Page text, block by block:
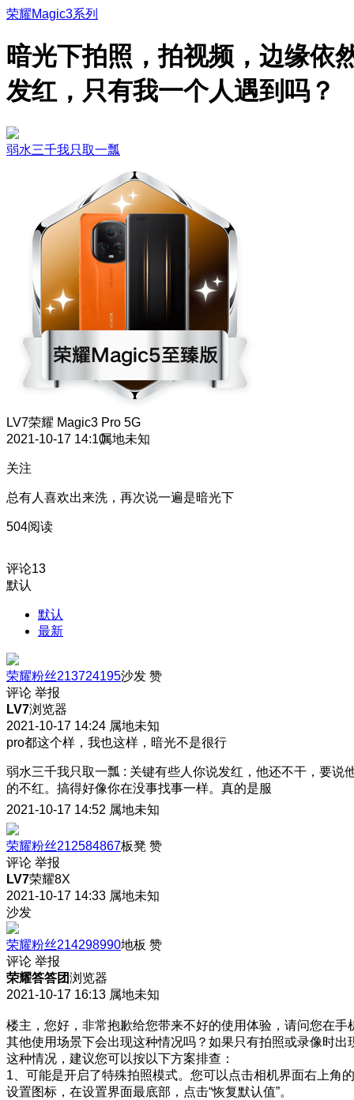
荣耀Magic3系列
暗光下拍照，拍视频，边缘依
发红，只有我一个人遇到吗？
弱水三千我只取一瓢
LV7荣耀 Magic3 Pro 5G
2021-10-17 14:10属地未知
关注
总有人喜欢出来洗，再次说一遍是暗光下
504阅读
评论13
默认
默认
最新
荣耀粉丝213724195沙发 赞
评论 举报
LV7浏览器
2021-10-17 14:24 属地未知
pro都这个样，我也这样，暗光不是很行
弱水三千我只取一瓢 : 关键有些人你说发红，他还不干，要说
的不红。搞得好像你在没事找事一样。真的是服
2021-10-17 14:52 属地未知
荣耀粉丝212584867板凳 赞
评论 举报
LV7荣耀8X
2021-10-17 14:33 属地未知
沙发
荣耀粉丝214298990地板 赞
评论 举报
荣耀答答团浏览器
2021-10-17 16:13 属地未知
楼主，您好，非常抱歉给您带来不好的使用体验，请问您在手
其他使用场景下会出现这种情况吗？如果只有拍照或录像时出
这种情况，建议您可以按以下方案排查：
1、可能是开启了特殊拍照模式。您可以点击相机界面右上角的
设置图标，在设置界面最底部，点击“恢复默认值”。